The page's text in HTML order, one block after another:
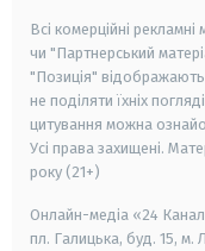
Всі комерційні
чи "Партнерський
"Позиція"
не поділяти їхніх
цитування можна
Усі права захищені.
року (21+)
Онлайн-медіа «24
пл. Галицька, буд. 15, м.